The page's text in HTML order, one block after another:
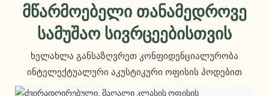
Მწარმოებელი Თანამედროვე
Სამუშაო Სივრცეებისთვის
ხელახლა განსაზღვრეთ კონფიდენციალურობა
ინტელექტუალური აკუსტიკური ოფისის პოდებით